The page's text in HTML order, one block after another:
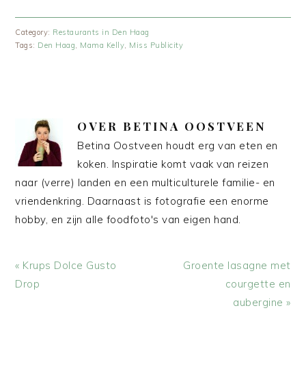
Category: Restaurants in Den Haag
Tags: Den Haag, Mama Kelly, Miss Publicity
OVER BETINA OOSTVEEN
Betina Oostveen houdt erg van eten en
koken. Inspiratie komt vaak van reizen
naar (verre) landen en een multiculturele familie- en
vriendenkring. Daarnaast is fotografie een enorme
hobby, en zijn alle foodfoto's van eigen hand.
Vorig
bericht:
« Krups Dolce Gusto
Drop
Volgend
Groente lasagne met
courgette en
aubergine »